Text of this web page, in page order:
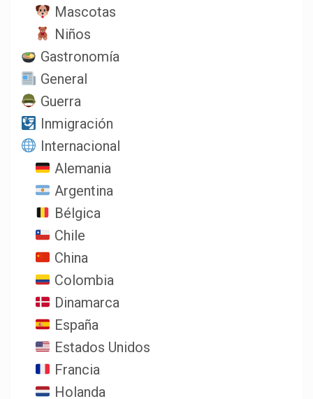
Mascotas
Niños
Gastronomía
General
Guerra
Inmigración
Internacional
Alemania
Argentina
Bélgica
Chile
China
Colombia
Dinamarca
España
Estados Unidos
Francia
Holanda